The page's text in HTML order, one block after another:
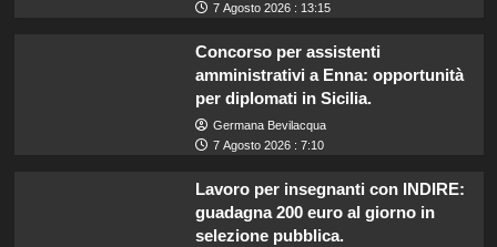
7 Agosto 2026 : 13:15
Concorso per assistenti
amministrativi a Enna: opportunità
per diplomati in Sicilia.
Germana Bevilacqua
7 Agosto 2026 : 7:10
Lavoro per insegnanti con INDIRE:
guadagna 200 euro al giorno in
selezione pubblica.